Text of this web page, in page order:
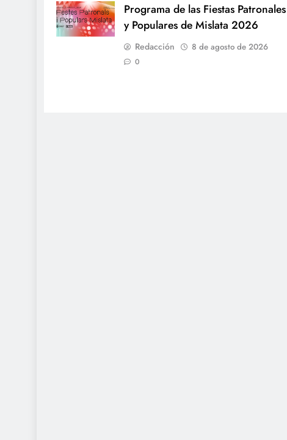
Programa de las Fiestas Patronales
y Populares de Mislata 2026
Redacción 8 de agosto de 2026
0